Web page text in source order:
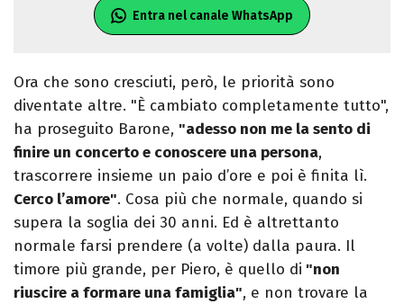
Entra nel canale WhatsApp
Ora che sono cresciuti, però, le priorità sono
diventate altre. "È cambiato completamente tutto",
ha proseguito Barone, "adesso non me la sento di
finire un concerto e conoscere una persona,
trascorrere insieme un paio d’ore e poi è finita lì.
Cerco l’amore". Cosa più che normale, quando si
supera la soglia dei 30 anni. Ed è altrettanto
normale farsi prendere (a volte) dalla paura. Il
timore più grande, per Piero, è quello di "non
riuscire a formare una famiglia", e non trovare la